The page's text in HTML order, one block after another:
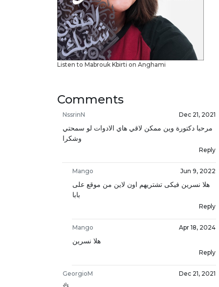
Listen to Mabrouk Kbirti on Anghami
Comments
NssrinN Dec 21, 2021
مرحبا دكتورة وين ممكن لاقي هاي الادوات لو سمحتي
وشكرا
Reply
Mango Jun 9, 2022
هلا نسرين فيكى تشتريهم اون لاين من موقع على
بابا
Reply
Mango Apr 18, 2024
هلا نسرين
Reply
GeorgioM Dec 21, 2021